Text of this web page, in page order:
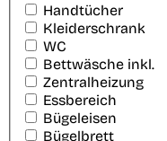
Handtücher
Kleiderschrank
WC
Bettwäsche inkl.
Zentralheizung
Essbereich
Bügeleisen
Bügelbrett